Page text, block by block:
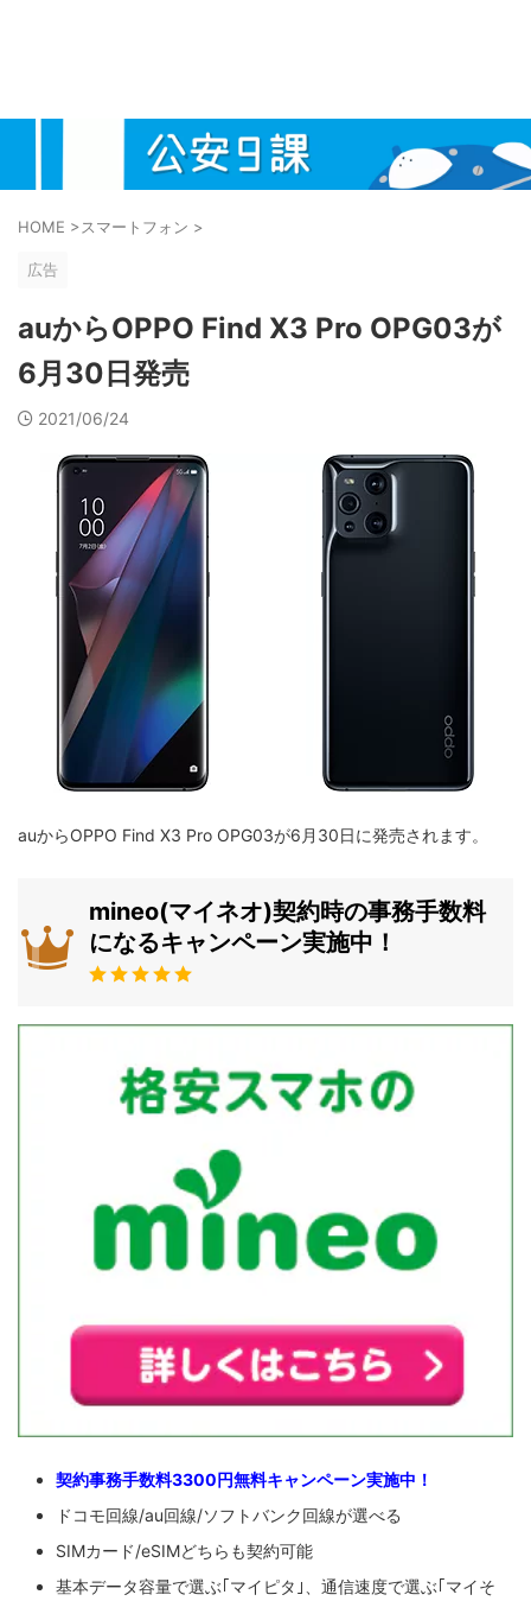
HOME >スマートフォン >
広告
auからOPPO Find X3 Pro OPG03が
6月30日発売
2021/06/24
auからOPPO Find X3 Pro OPG03が6月30日に発売されます。
mineo(マイネオ)契約時の事務手数料
になるキャンペーン実施中！
契約事務手数料3300円無料キャンペーン実施中！
ドコモ回線/au回線/ソフトバンク回線が選べる
SIMカード/eSIMどちらも契約可能
基本データ容量で選ぶ｢マイピタ｣、通信速度で選ぶ｢マイそ